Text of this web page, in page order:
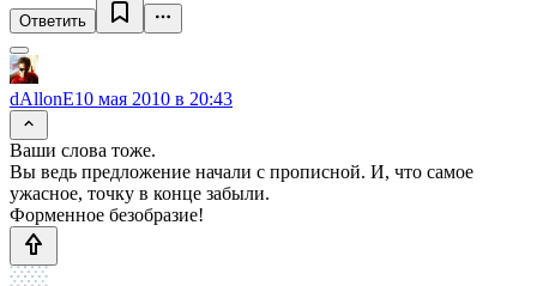
Ответить
dAllonE10 мая 2010 в 20:43
Ваши слова тоже.
Вы ведь предложение начали с прописной. И, что самое
ужасное, точку в конце забыли.
Форменное безобразие!